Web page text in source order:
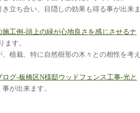
立ち合い、目隠しの効果も得る事が出来ま
施工例-頭上の緑が心地良さを感じさせるナ
ます。
植栽、特に自然樹形の木々との相性を考え
ログ-板橋区N様邸ウッドフェンス工事-光と
が出来ます。